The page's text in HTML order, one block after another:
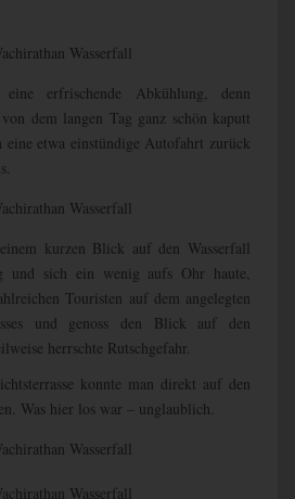
erfrischende Abkühlung, denn
dem langen Tag ganz schön kaputt
etwa einstündige Autofahrt zurück
kurzen Blick auf den Wasserfall
und sich ein wenig aufs Ohr haute,
Touristen auf dem angelegten
und genoss den Blick auf den
herrschte Rutschgefahr.
konnte man direkt auf den
Was hier los war – unglaublich.